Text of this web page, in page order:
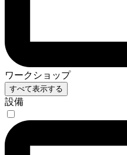
ワークショップ
すべて表示する
設備